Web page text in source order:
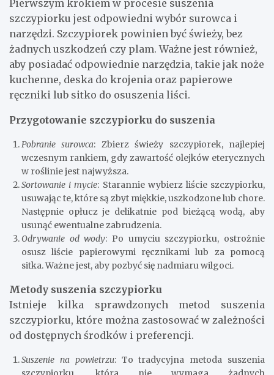
Pierwszym krokiem w procesie suszenia
szczypiorku jest odpowiedni wybór surowca i
narzędzi. Szczypiorek powinien być świeży, bez
żadnych uszkodzeń czy plam. Ważne jest również,
aby posiadać odpowiednie narzędzia, takie jak noże
kuchenne, deska do krojenia oraz papierowe
ręczniki lub sitko do osuszenia liści.
Przygotowanie szczypiorku do suszenia
Pobranie surowca: Zbierz świeży szczypiorek, najlepiej
wczesnym rankiem, gdy zawartość olejków eterycznych
w roślinie jest najwyższa.
Sortowanie i mycie: Starannie wybierz liście szczypiorku,
usuwając te, które są zbyt miękkie, uszkodzone lub chore.
Następnie opłucz je delikatnie pod bieżącą wodą, aby
usunąć ewentualne zabrudzenia.
Odrywanie od wody: Po umyciu szczypiorku, ostrożnie
osusz liście papierowymi ręcznikami lub za pomocą
sitka. Ważne jest, aby pozbyć się nadmiaru wilgoci.
Metody suszenia szczypiorku
Istnieje kilka sprawdzonych metod suszenia
szczypiorku, które można zastosować w zależności
od dostępnych środków i preferencji.
Suszenie na powietrzu: To tradycyjna metoda suszenia